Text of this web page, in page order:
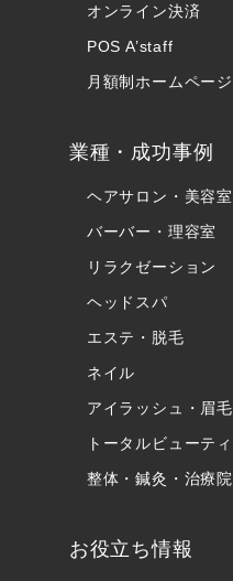
オンライン決済
POS A’staff
月額制ホームページ
業種・成功事例
ヘアサロン・美容室
バーバー・理容室
リラクゼーション
ヘッドスパ
エステ・脱毛
ネイル
アイラッシュ・眉毛
トータルビューティ
整体・鍼灸・治療院
お役立ち情報